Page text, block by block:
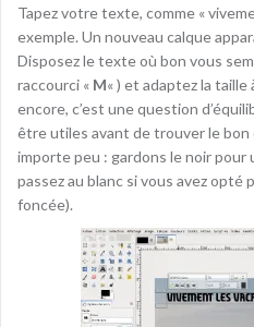
Tapez votre texte, comme «
exemple. Un nouveau calque
Disposez le texte où bon vous
raccourci « M« ) et adaptez la
encore, c’est une question
être utiles avant de trouver le
importe peu : gardons le noir pour
passez au blanc si vous avez
foncée).